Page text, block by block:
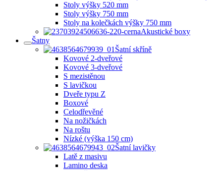
Stoly výšky 520 mm
Stoly výšky 750 mm
Stoly na kolečkách výšky 750 mm
Akustické boxy
Šatny
Šatní skříně
Kovové 2-dveřové
Kovové 3-dveřové
S mezistěnou
S lavičkou
Dveře typu Z
Boxové
Celodřevěné
Na nožičkách
Na roštu
Nízké (výška 150 cm)
Šatní lavičky
Latě z masivu
Lamino deska